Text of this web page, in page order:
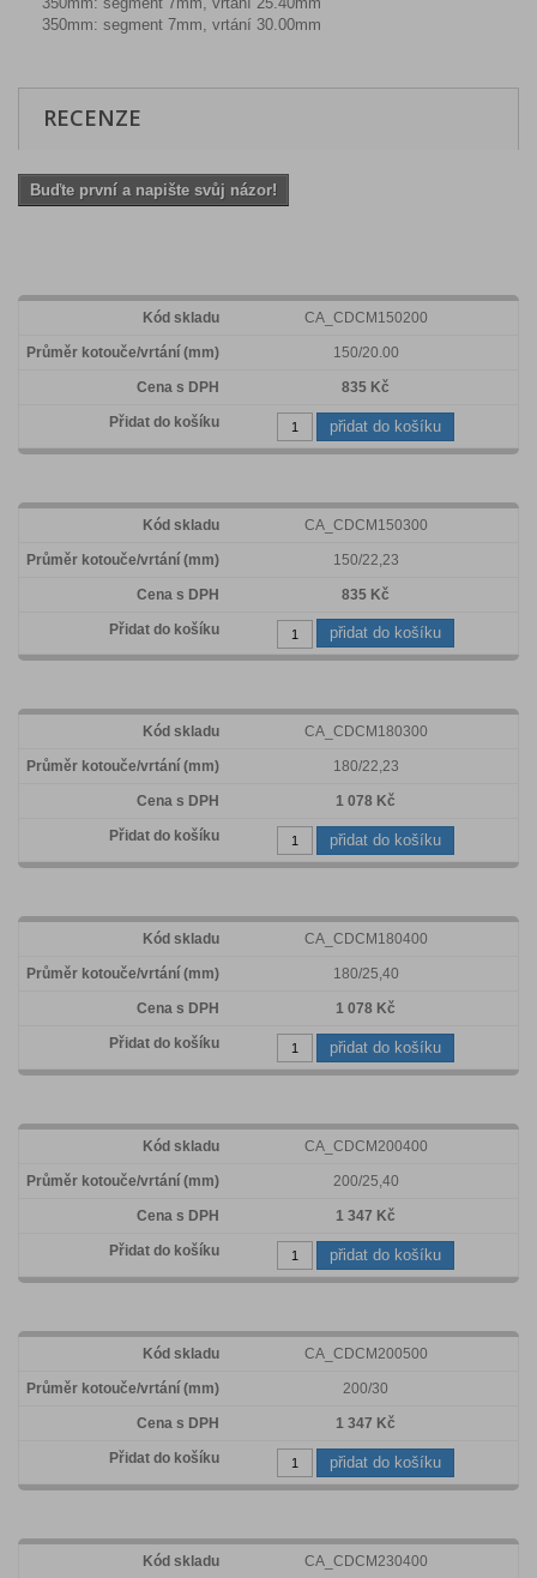
350mm: segment 7mm, vrtání 30.00mm
RECENZE
Buďte první a napište svůj názor!
CA_CDCM150200
150/20.00
835 Kč
přidat do košíku
CA_CDCM150300
150/22,23
835 Kč
přidat do košíku
CA_CDCM180300
180/22,23
1 078 Kč
přidat do košíku
CA_CDCM180400
180/25,40
1 078 Kč
přidat do košíku
CA_CDCM200400
200/25,40
1 347 Kč
přidat do košíku
CA_CDCM200500
200/30
1 347 Kč
přidat do košíku
CA_CDCM230400